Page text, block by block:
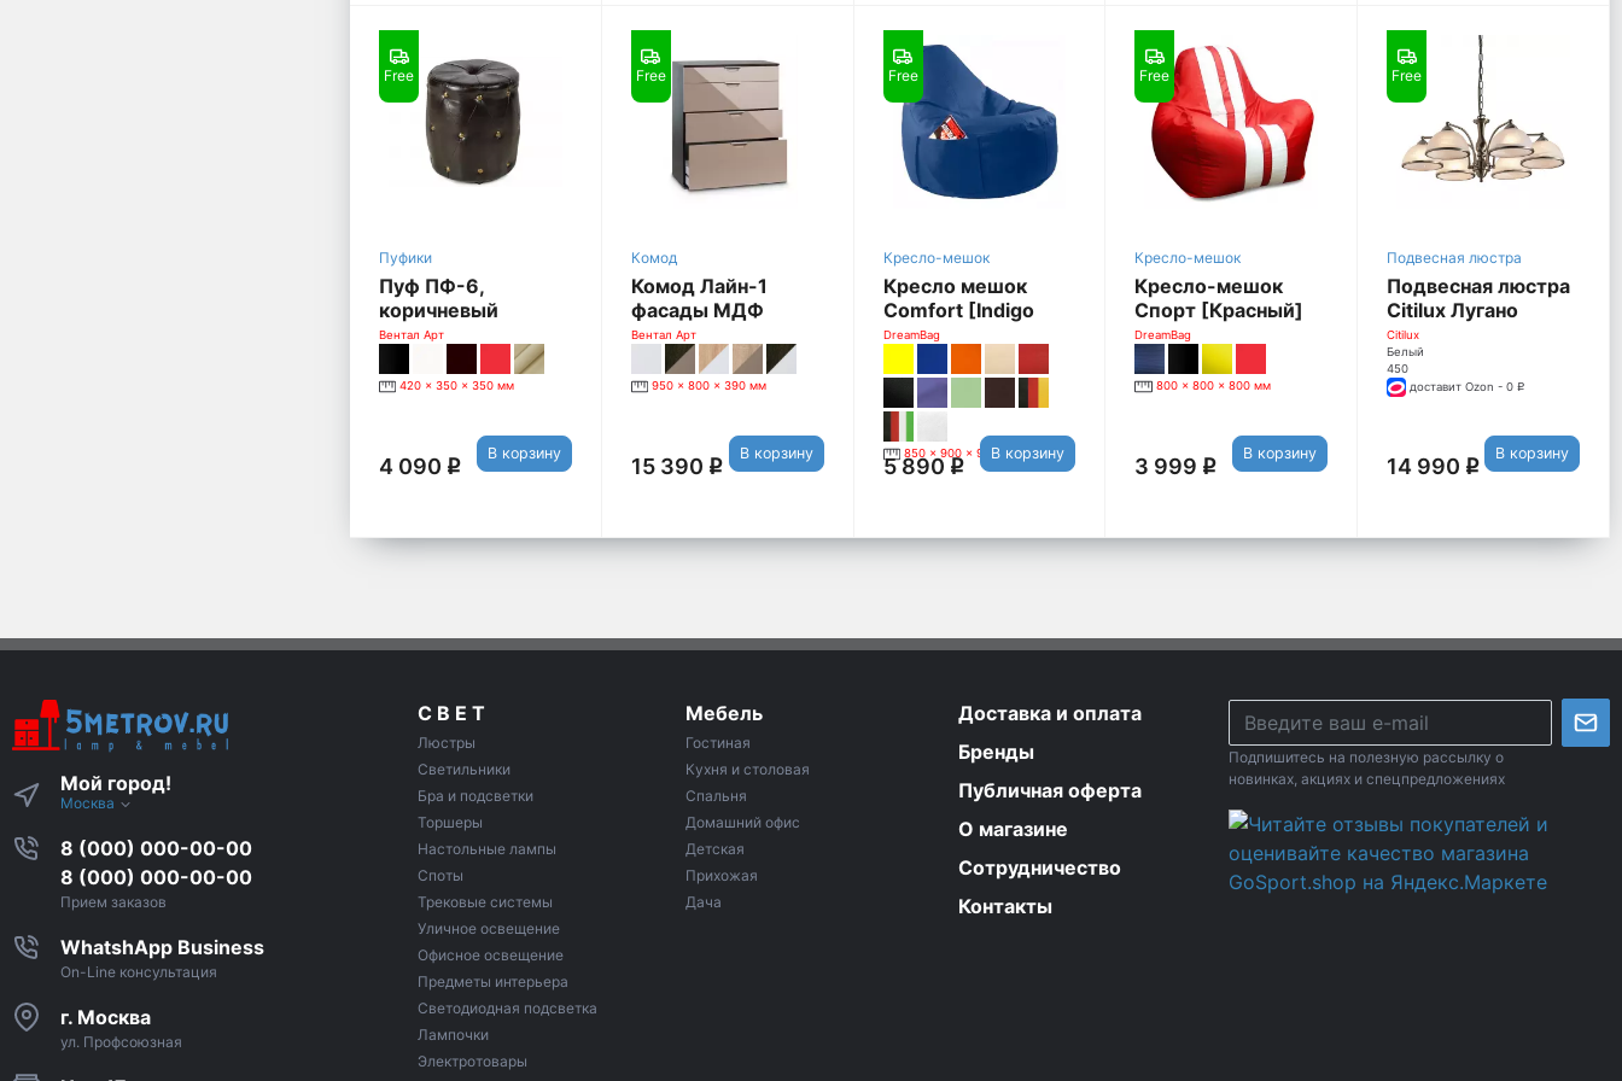
Free
Пуфики
Пуф ПФ-6,
коричневый
Вентал Арт
420 x 350 x 350 мм
4 090 q
В корзину
Free
Комод
Комод Лайн-1
фасады МДФ
[Мокко глянец]
Вентал Арт
950 x 800 x 390 мм
15 390 q
В корзину
Free
Кресло-мешок
Кресло мешок
Comfort [Indigo
(экокожа)]
DreamBag
850 x 900 x 900 мм
5 890 q
В корзину
Free
Кресло-мешок
Кресло-мешок
Спорт [Красный]
DreamBag
800 x 800 x 800 мм
3 999 q
В корзину
Free
Подвесная люстра
Подвесная люстра
Citilux Лугано
CL403163
Citilux
Белый
450
доставит Ozon - 0q
14 990 q
В корзину
Мой город!
Москва
8 (000) 000-00-00
8 (000) 000-00-00
Прием заказов
WhatshApp Business
On-Line консультация
г. Москва
ул. Профсоюзная
С В Е Т
Люстры
Светильники
Бра и подсветки
Торшеры
Настольные лампы
Споты
Трековые системы
Уличное освещение
Офисное освещение
Предметы интерьера
Светодиодная подсветка
Лампочки
Электротовары
Мебель
Гостиная
Кухня и столовая
Спальня
Домашний офис
Детская
Прихожая
Дача
Доставка и оплата
Бренды
Публичная оферта
О магазине
Сотрудничество
Контакты
Подпишитесь на полезную рассылку о
новинках, акциях и спецпредложениях